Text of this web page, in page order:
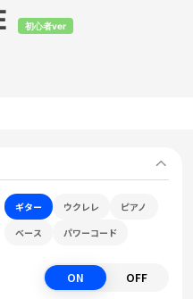
初心者ver
ギター ウクレレ
ピアノ
ベース
パワーコード
ON OFF